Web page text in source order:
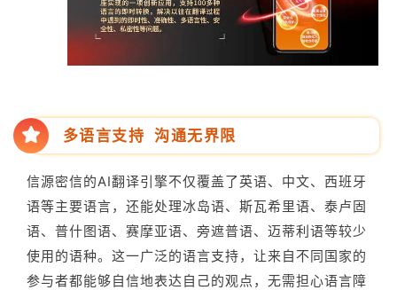
多语言支持 沟通无界限
信源密信的AI翻译引擎不仅覆盖了英语、中文、西班牙
语等主要语言，还能处理冰岛语、斯瓦希里语、泰卢固
语、普什图语、赛摩亚语、旁遮普语、迈蒂利语等较少
使用的语种。这一广泛的语言支持，让来自不同国家的
参与者都能够自信地表达自己的观点，无需担心语言障